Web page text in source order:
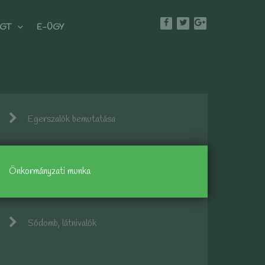
E-ÜGY
Egerszalók bemutatása
Önkormányzati munka
Sódomb, látnivalók